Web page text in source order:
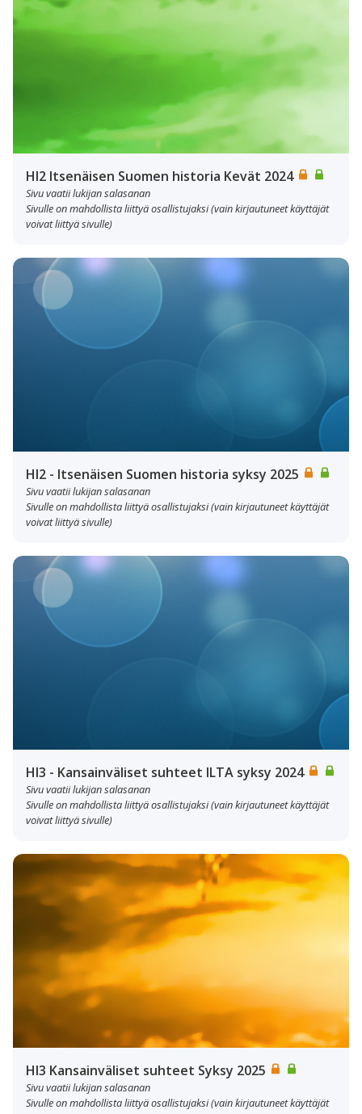
HI2 Itsenäisen Suomen historia Kevät 2024
Sivu vaatii lukijan salasanan
Sivulle on mahdollista liittyä osallistujaksi (vain kirjautuneet käyttäjät
voivat liittyä sivulle)
HI2 - Itsenäisen Suomen historia syksy 2025
Sivu vaatii lukijan salasanan
Sivulle on mahdollista liittyä osallistujaksi (vain kirjautuneet käyttäjät
voivat liittyä sivulle)
HI3 - Kansainväliset suhteet ILTA syksy 2024
Sivu vaatii lukijan salasanan
Sivulle on mahdollista liittyä osallistujaksi (vain kirjautuneet käyttäjät
voivat liittyä sivulle)
HI3 Kansainväliset suhteet Syksy 2025
Sivu vaatii lukijan salasanan
Sivulle on mahdollista liittyä osallistujaksi (vain kirjautuneet käyttäjät